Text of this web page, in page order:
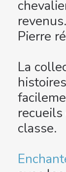
Pierre
La
classe.